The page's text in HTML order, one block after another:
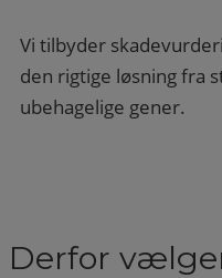
Vi tilbyder
den rigtige løsning fra
ubehagelige gener.
Derfor